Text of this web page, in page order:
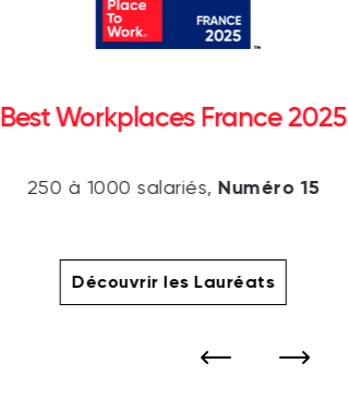
Best Workplaces France 2025
250 à 1000 salariés, Numéro 15
Découvrir les Lauréats